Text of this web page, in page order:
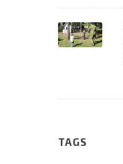
TAGS